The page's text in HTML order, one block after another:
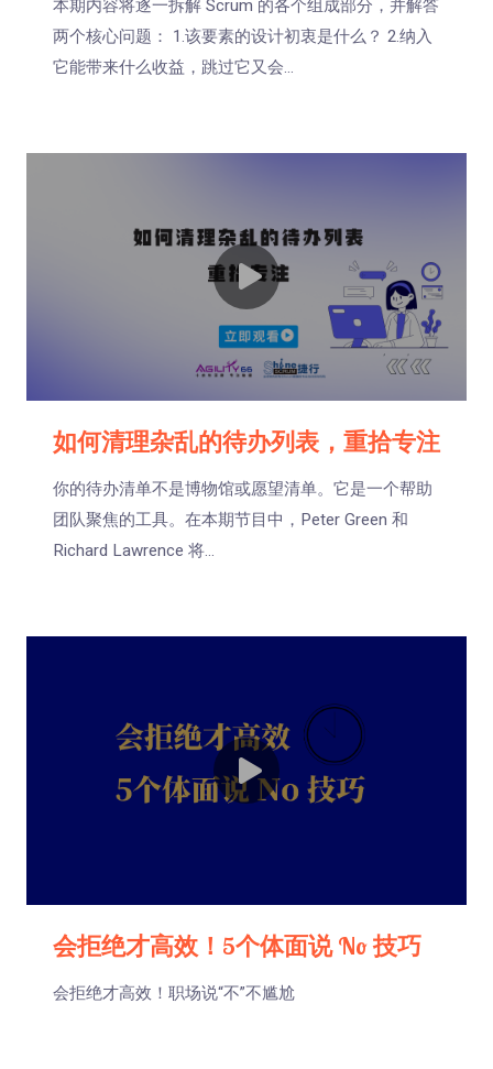
本期内容将逐一拆解 Scrum 的各个组成部分，并解答
两个核心问题： 1.该要素的设计初衷是什么？ 2.纳入
它能带来什么收益，跳过它又会...
如何清理杂乱的待办列表，重拾专注
你的待办清单不是博物馆或愿望清单。它是一个帮助
团队聚焦的工具。在本期节目中，Peter Green 和
Richard Lawrence 将...
会拒绝才高效！5个体面说 No 技巧
会拒绝才高效！职场说“不”不尴尬